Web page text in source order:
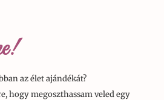
az élet ajándékát?
hogy megoszthassam veled egy